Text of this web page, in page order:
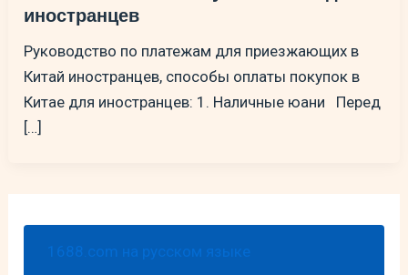
иностранцев
Руководство по платежам для приезжающих в
Китай иностранцев, способы оплаты покупок в
Китае для иностранцев: 1. Наличные юани Перед
[…]
1688.com на русском языке